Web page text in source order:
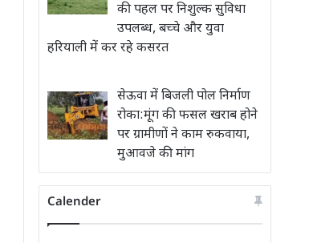
की पहल पर निशुल्क सुविधा
उपलब्ध, बच्चे और युवा
हरियाली में कर रहे कसरत
सेऊवा में बिजली पोल निर्माण
रोका:मूंग की फसल खराब होने
पर ग्रामीणों ने काम रुकवाया,
मुआवजे की मांग
Calender